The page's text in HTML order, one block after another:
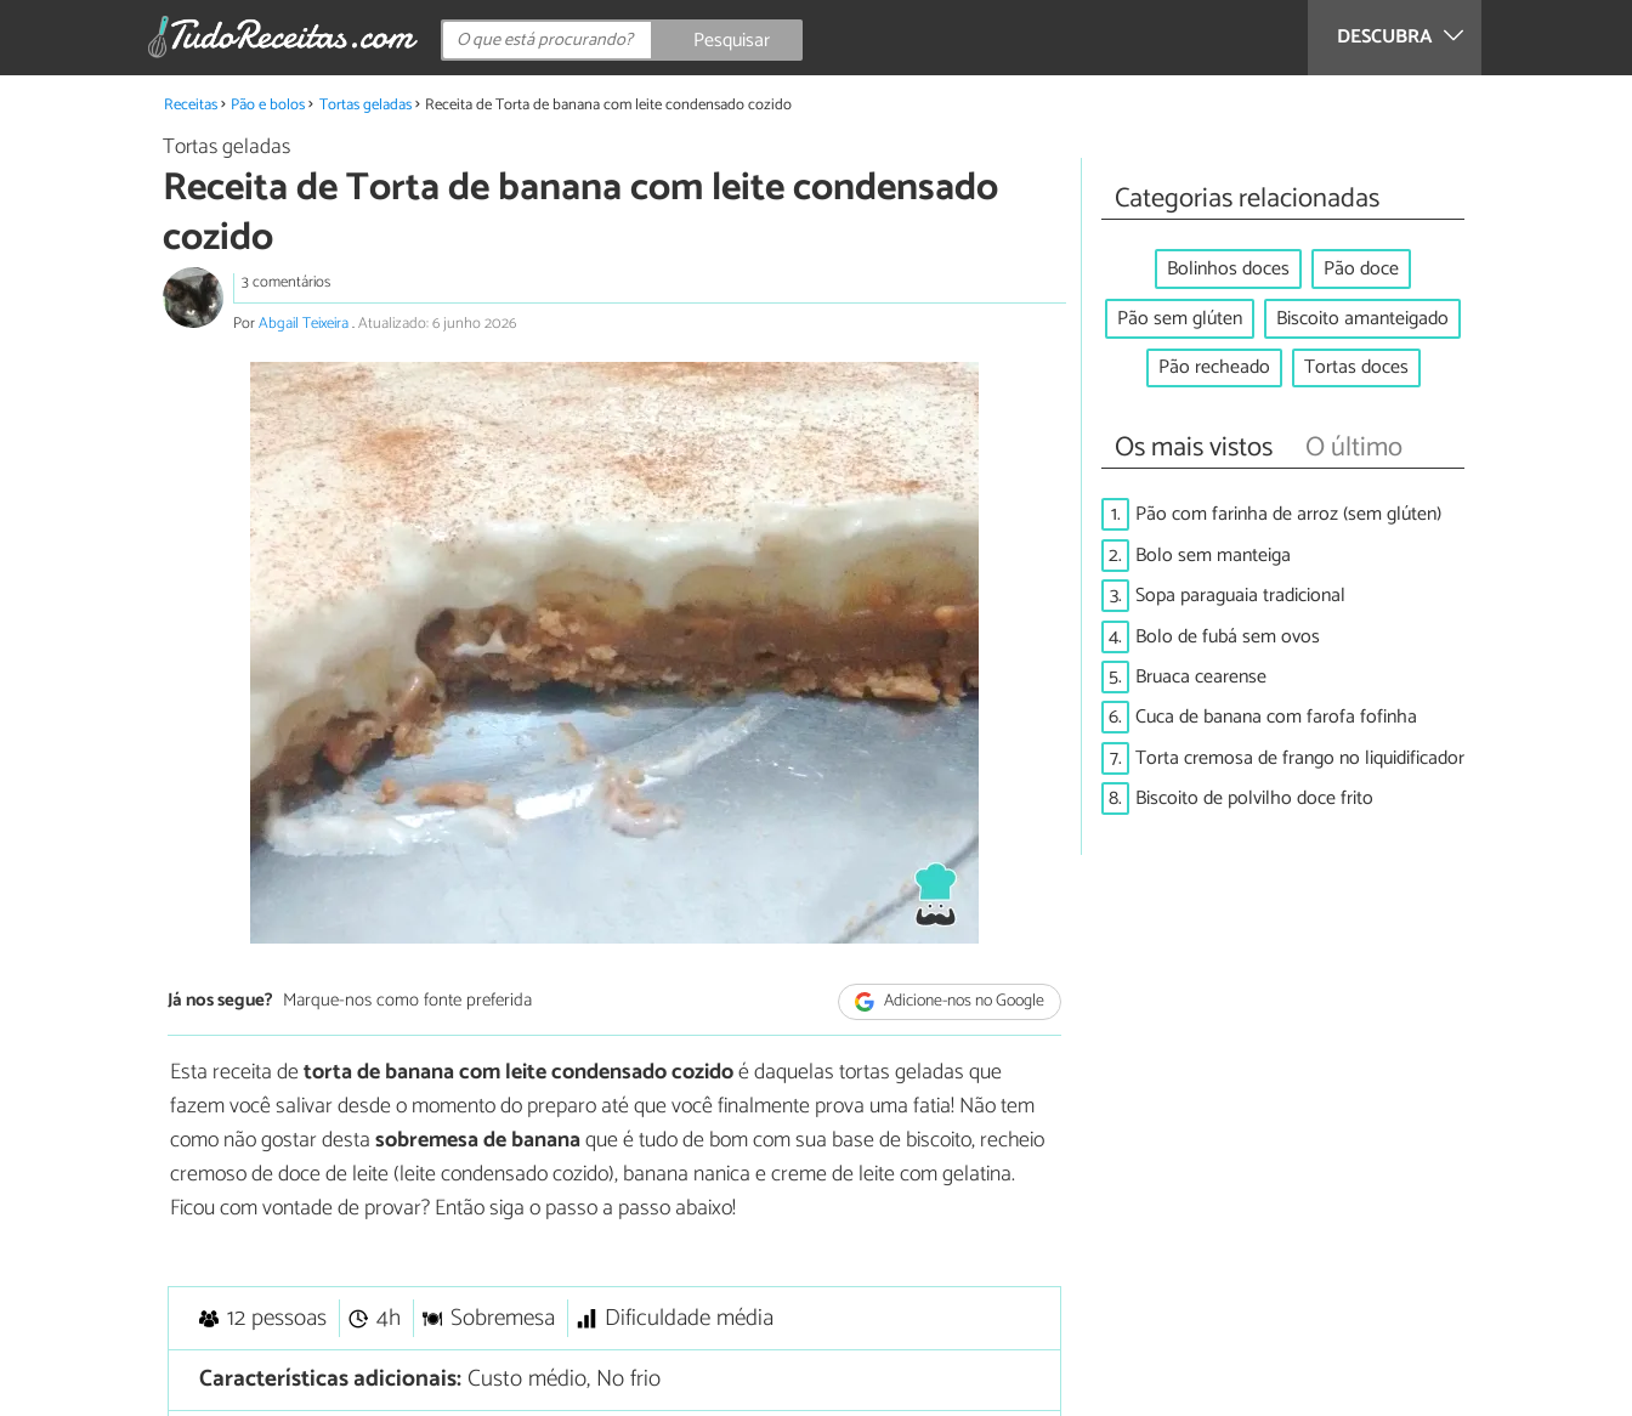
DESCUBRA
Pesquisar
Receitas Pão e bolos Tortas geladas Receita de Torta de banana com leite condensado cozido
Tortas geladas
Receita de Torta de banana com leite condensado
cozido
3 comentários
PorAbgail Teixeira.Atualizado: 6 junho 2026
Já nos segue? Marque-nos como fonte preferida Adicione-nos no Google
Esta receita detorta de banana com leite condensado cozidoé daquelas tortas geladas que
fazem você salivar desde o momento do preparo até que você finalmente prova uma fatia! Não tem
como não gostar destasobremesa de bananaque é tudo de bom com sua base de biscoito, recheio
cremoso de doce de leite (leite condensado cozido), banana nanica e creme de leite com gelatina.
Ficou com vontade de provar? Então siga o passo a passo abaixo!
12 pessoas 4h Sobremesa
Dificuldade média
Características adicionais:Custo médio, No frio
Categorias relacionadas
Bolinhos doces
Pão doce
Pão sem glúten
Biscoito amanteigado
Pão recheado
Tortas doces
Os mais vistos O último
1. Pão com farinha de arroz (sem glúten)
2. Bolo sem manteiga
3. Sopa paraguaia tradicional
4. Bolo de fubá sem ovos
5. Bruaca cearense
6. Cuca de banana com farofa fofinha
7. Torta cremosa de frango no liquidificador
8. Biscoito de polvilho doce frito